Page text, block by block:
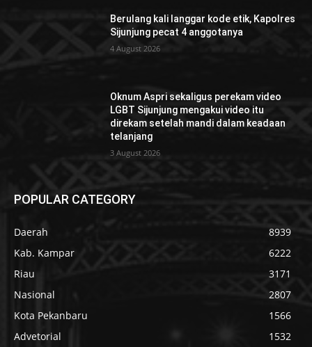
Berulang kali langgar kode etik, Kapolres
Sijunjung pecat 4 anggotanya
4 August 2026
Oknum Aspri sekaligus perekam video
LGBT Sijunjung mengakui video itu
direkam setelah mandi dalam keadaan
telanjang
3 August 2026
POPULAR CATEGORY
Daerah
8939
Kab. Kampar
6222
Riau
3171
Nasional
2807
Kota Pekanbaru
1566
Advetorial
1532